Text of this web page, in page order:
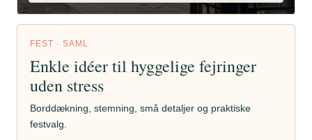
FEST · SAML
Enkle idéer til hyggelige fejringer
uden stress
Borddækning, stemning, små detaljer og praktiske
festvalg.